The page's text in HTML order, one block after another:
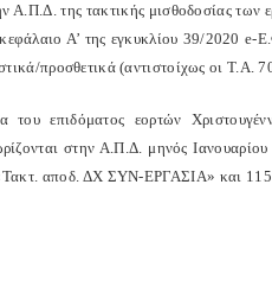
Α.Π.Δ. της τακτικής μισθοδοσίας
(κεφάλαιο Α’ της εγκυκλίου 39/2020
προσθετικά (αντιστοίχως οι Τ.Α.
του επιδόματος εορτών
στην Α.Π.Δ. μηνός
αποδ. ΔΧ ΣΥΝ-ΕΡΓΑΣΙΑ» και